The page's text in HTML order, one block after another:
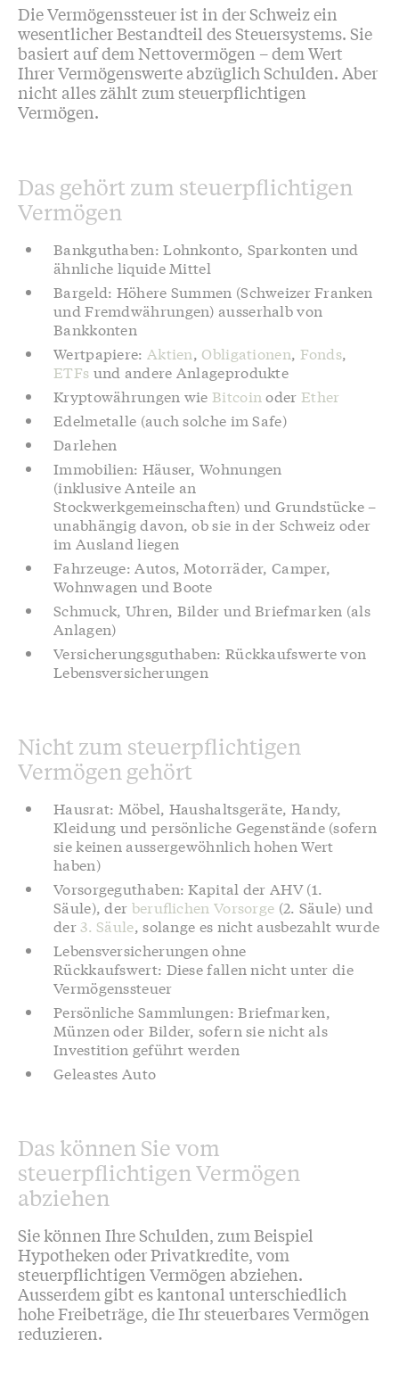
Die Vermögenssteuer ist in der Schweiz ein
wesentlicher Bestandteil des Steuersystems. Sie
basiert auf dem Nettovermögen – dem Wert
Ihrer Vermögenswerte abzüglich Schulden. Aber
nicht alles zählt zum steuerpflichtigen
Vermögen.
Das gehört zum steuerpflichtigen
Vermögen
Bankguthaben: Lohnkonto, Sparkonten und
ähnliche liquide Mittel
Bargeld: Höhere Summen (Schweizer Franken
und Fremdwährungen) ausserhalb von
Bankkonten
Wertpapiere: Aktien, Obligationen, Fonds,
ETFs und andere Anlageprodukte
Kryptowährungen wieBitcoin oder Ether
Edelmetalle (auch solche im Safe)
Darlehen
Immobilien: Häuser, Wohnungen
(inklusive Anteile an
Stockwerkgemeinschaften) und Grundstücke –
unabhängig davon, ob sie in der Schweiz oder
im Ausland liegen
Fahrzeuge: Autos, Motorräder, Camper,
Wohnwagen und Boote
Schmuck, Uhren, Bilder und Briefmarken (als
Anlagen)
Versicherungsguthaben: Rückkaufswerte von
Lebensversicherungen
Nicht zum steuerpflichtigen
Vermögen gehört
Hausrat: Möbel, Haushaltsgeräte, Handy,
Kleidung und persönliche Gegenstände (sofern
sie keinen aussergewöhnlich hohen Wert
haben)
Vorsorgeguthaben: Kapital der AHV (1.
Säule), der beruflichen Vorsorge (2. Säule) und
der3. Säule, solange es nicht ausbezahlt wurde
Lebensversicherungen ohne
Rückkaufswert: Diese fallen nicht unter die
Vermögenssteuer
Persönliche Sammlungen: Briefmarken,
Münzen oder Bilder, sofern sie nicht als
Investition geführt werden
Geleastes Auto
Das können Sie vom
steuerpflichtigen Vermögen
abziehen
Sie können Ihre Schulden, zum Beispiel
Hypotheken oder Privatkredite, vom
steuerpflichtigen Vermögen abziehen.
Ausserdem gibt es kantonal unterschiedlich
hohe Freibeträge, die Ihr steuerbares Vermögen
reduzieren.